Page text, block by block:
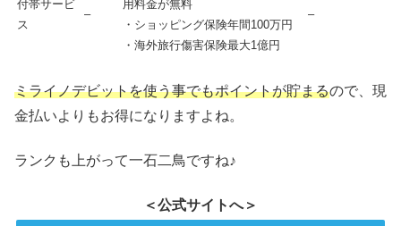
付帯サービ
ス
–
用料金が無料
・ショッピング保険年間100万円
・海外旅行傷害保険最大1億円
–
ミライノデビットを使う事でもポイントが貯まるので、現
金払いよりもお得になりますよね。
ランクも上がって一石二鳥ですね♪
＜公式サイトへ＞